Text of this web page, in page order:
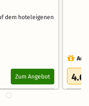
dem hoteleigenen
Zum Angebot 4.6